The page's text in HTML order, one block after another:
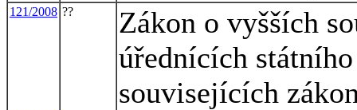
121/2008 ??
Zákon o vyšších
úřednících
souvisejících